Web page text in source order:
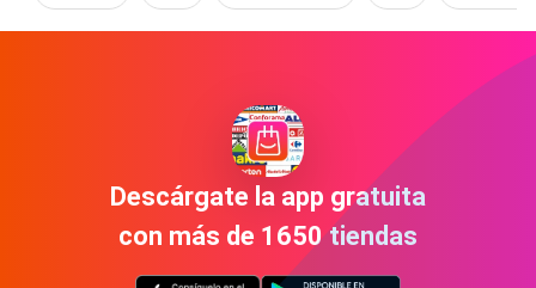
Descárgate la app gratuita
con más de 1650 tiendas